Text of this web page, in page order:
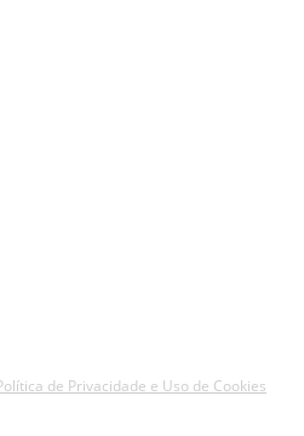
de Privacidade e Uso de Cookies